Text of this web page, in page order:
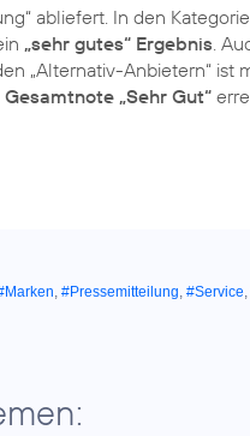
abliefert. In den
„sehr gutes“ Ergebnis.
„Alternativ-Anbietern“
Gesamtnote „Sehr Gut“
, #Pressemitteilung, #Service,